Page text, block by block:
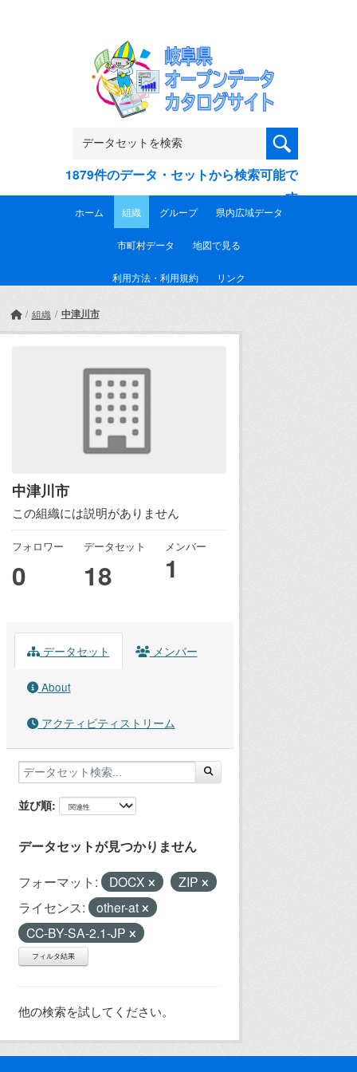
1879件のデータ・セットから検索可能で
す
ホーム 組織 グループ 県内広域データ
市町村データ 地図で見る
利用方法・利用規約 リンク
組織 中津川市
中津川市
この組織には説明がありません
フォロワー
0
データセット
18
メンバー
1
データセット メンバー
About
アクティビティストリーム
並び順
データセットが見つかりません
フォーマット: DOCX
ZIP
ライセンス:
other-at
CC-BY-SA-2.1-JP
フィルタ結果
他の検索を試してください。